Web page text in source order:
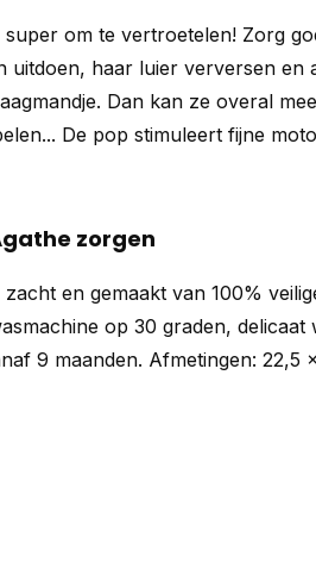
super om te vertroetelen! Zorg
uitdoen, haar luier verversen en
Dan kan ze overal
De pop stimuleert fijne
zorgen
en gemaakt van 100%
op 30 graden, delicaat
9 maanden. Afmetingen: 22,5